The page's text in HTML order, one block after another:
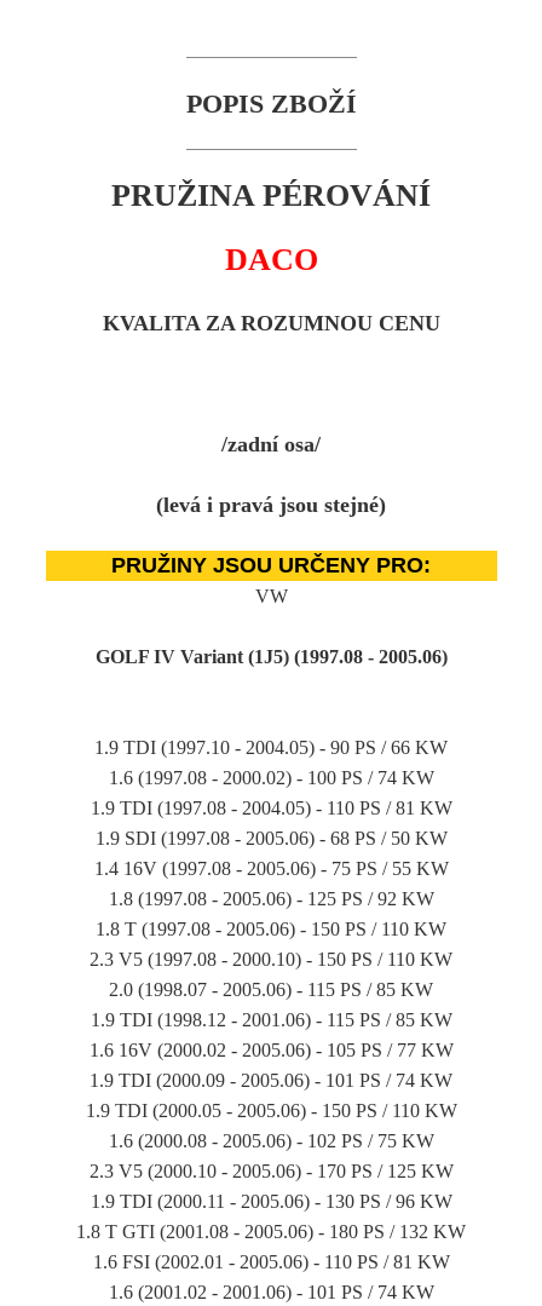
POPIS ZBOŽÍ
PRUŽINA PÉROVÁNÍ
DACO
KVALITA ZA ROZUMNOU CENU
/zadní osa/
(levá i pravá jsou stejné)
PRUŽINY JSOU URČENY PRO:
VW
GOLF IV Variant (1J5) (1997.08 - 2005.06)
1.9 TDI (1997.10 - 2004.05) - 90 PS / 66 KW
1.6 (1997.08 - 2000.02) - 100 PS / 74 KW
1.9 TDI (1997.08 - 2004.05) - 110 PS / 81 KW
1.9 SDI (1997.08 - 2005.06) - 68 PS / 50 KW
1.4 16V (1997.08 - 2005.06) - 75 PS / 55 KW
1.8 (1997.08 - 2005.06) - 125 PS / 92 KW
1.8 T (1997.08 - 2005.06) - 150 PS / 110 KW
2.3 V5 (1997.08 - 2000.10) - 150 PS / 110 KW
2.0 (1998.07 - 2005.06) - 115 PS / 85 KW
1.9 TDI (1998.12 - 2001.06) - 115 PS / 85 KW
1.6 16V (2000.02 - 2005.06) - 105 PS / 77 KW
1.9 TDI (2000.09 - 2005.06) - 101 PS / 74 KW
1.9 TDI (2000.05 - 2005.06) - 150 PS / 110 KW
1.6 (2000.08 - 2005.06) - 102 PS / 75 KW
2.3 V5 (2000.10 - 2005.06) - 170 PS / 125 KW
1.9 TDI (2000.11 - 2005.06) - 130 PS / 96 KW
1.8 T GTI (2001.08 - 2005.06) - 180 PS / 132 KW
1.6 FSI (2002.01 - 2005.06) - 110 PS / 81 KW
1.6 (2001.02 - 2001.06) - 101 PS / 74 KW